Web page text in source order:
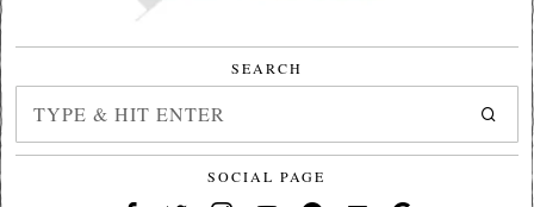
SEARCH
SOCIAL PAGE